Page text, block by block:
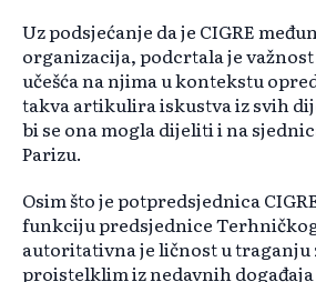
Uz podsjećanje da je CIGRE
organizacija, podcrtala je
učešća na njima u kontekstu
takva artikulira iskustva iz svih
bi se ona mogla dijeliti i na
Parizu.
Osim što je potpredsjednica
funkciju predsjednice
autoritativna je ličnost u traganju
proistelklim iz nedavnih